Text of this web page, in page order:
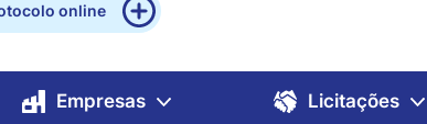
online
Empresas Licitações